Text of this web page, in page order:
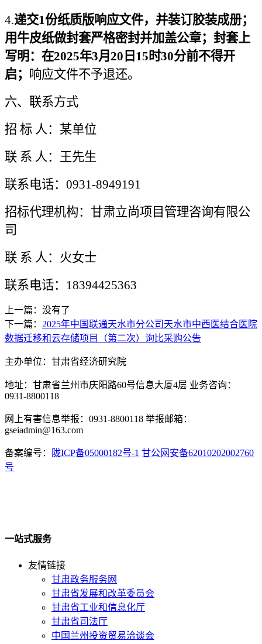
4.递交1份纸质版响应文件，并装订胶装成册；
用牛皮纸做封套严格密封并加盖公章；封套上
写明：在2025年3月20日15时30分前不得开
启； 响应文件不予退还。
六、联系方式
招 标 人：某单位
联 系 人：王先生
联系电话：0931-8949191
招标代理机构：甘肃立尚项目管理咨询有限公
司
联 系 人：火女士
联系电话：18394425363
上一篇：没有了
下一篇： 2025年中国联通天水市分公司天水市中西医结合医院
数据迁移和云存储项目（第二次）询比采购公告
主办单位：甘肃省经济研究院
地址：甘肃省兰州市庆阳路60号信息大厦4层 业务咨询：
0931-8800118
网上有害信息举报：0931-8800118 举报邮箱：
gseiadmin@163.com
备案编号： 陇ICP备05000182号-1 甘公网安备62010202002760
号
一站式服务
友情链接
甘肃政务服务网
甘肃省发展和改革委员会
甘肃省工业和信息化厅
甘肃省司法厅
中国兰州投资贸易洽谈会